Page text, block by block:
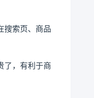
搜索页、商品
了，有利于商